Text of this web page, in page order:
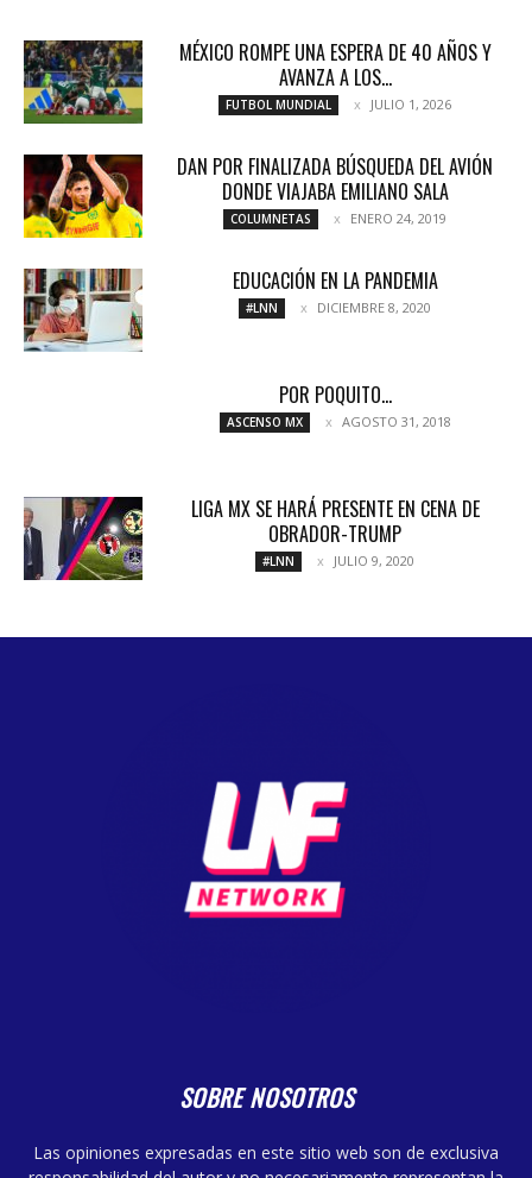
MÉXICO ROMPE UNA ESPERA DE 40 AÑOS Y
AVANZA A LOS...
FUTBOL MUNDIAL JULIO 1, 2026
DAN POR FINALIZADA BÚSQUEDA DEL AVIÓN
DONDE VIAJABA EMILIANO SALA
COLUMNETAS ENERO 24, 2019
EDUCACIÓN EN LA PANDEMIA
#LNN DICIEMBRE 8, 2020
POR POQUITO…
ASCENSO MX AGOSTO 31, 2018
LIGA MX SE HARÁ PRESENTE EN CENA DE
OBRADOR-TRUMP
#LNN JULIO 9, 2020
SOBRE NOSOTROS
Las opiniones expresadas en este sitio web son de exclusiva